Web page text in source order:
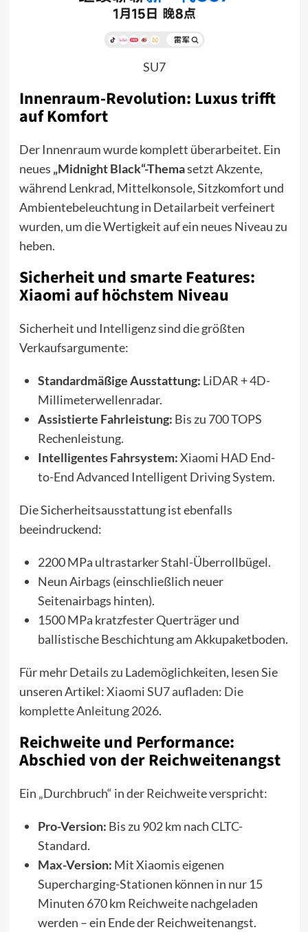
SU7
Innenraum-Revolution: Luxus trifft
auf Komfort
Der Innenraum wurde komplett überarbeitet. Ein
neues „Midnight Black“-Themasetzt Akzente,
während Lenkrad, Mittelkonsole, Sitzkomfort und
Ambientebeleuchtung in Detailarbeit verfeinert
wurden, um die Wertigkeit auf ein neues Niveau zu
heben.
Sicherheit und smarte Features:
Xiaomi auf höchstem Niveau
Sicherheit und Intelligenz sind die größten
Verkaufsargumente:
Standardmäßige Ausstattung: LiDAR + 4D-
Millimeterwellenradar.
Assistierte Fahrleistung: Bis zu 700 TOPS
Rechenleistung.
Intelligentes Fahrsystem:Xiaomi HAD End-
to-End Advanced Intelligent Driving System.
Die Sicherheitsausstattung ist ebenfalls
beeindruckend:
2200 MPa ultrastarker Stahl-Überrollbügel.
Neun Airbags (einschließlich neuer
Seitenairbags hinten).
1500 MPa kratzfester Querträger und
ballistische Beschichtung am Akkupaketboden.
Für mehr Details zu Lademöglichkeiten, lesen Sie
unseren Artikel:Xiaomi SU7 aufladen: Die
komplette Anleitung 2026.
Reichweite und Performance:
Abschied von der Reichweitenangst
Ein „Durchbruch“ in der Reichweite verspricht:
Pro-Version: Bis zu 902 km nach CLTC-
Standard.
Max-Version: Mit Xiaomis eigenen
Supercharging-Stationen können in nur 15
Minuten 670 km Reichweite nachgeladen
werden – ein Ende der Reichweitenangst.